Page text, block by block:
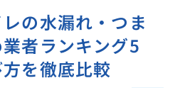
レの水漏れ・つま
者ランキング5
を徹底比較